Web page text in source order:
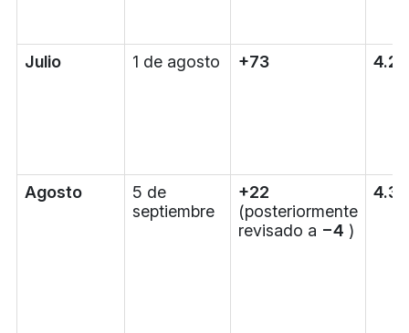
Julio 1 de agosto +73 4.2
Agosto
5 de
septiembre
+22
(posteriormente
revisado a −4 )
4.3